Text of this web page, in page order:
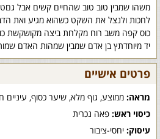
משהו שמבין טוב טוב שהחיים קשים אבל
לחכות ולנצל את השקט כשהוא מגיע ואת
כוס קפה משב רוח מקלחת ביצה מקושקשת
יד מיוחדתץ בן אדם שמבין שמהות האדם
פרטים אישיים
מראה: ממוצע, גוף מלא, שיער כסוף, עיניים
כיסוי ראש: פאה נכרית
עיסוק: יחסי-ציבור